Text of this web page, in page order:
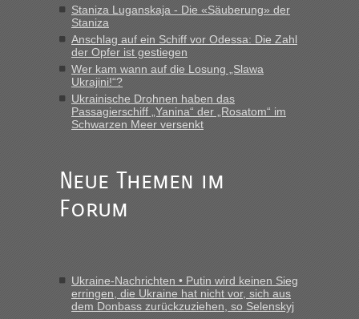
Fahrkarten kaufen. Zumindest ist es die erste Umsteigefreie
Verbindung von Deutschland...“
Recht, Visa und Dokumente • Re: Deklaration
gebrauchter Kleidung beim Zoll
„Vielen Dank, mit einem Briefchen meiner Frau im Gepäck
gab es keine Probleme“
fast 11 Milliarden aufgedeckt
„Am besten wäre natürlich, wenn die Frau mit dabei ist.
Alleinreisende Männer stehen schließlich immer unter
Milliarden aufgedeckt
„Kein Zoll. Du musst an sich nur sagen dass das privat ist
Staniza Luganskaja - Die «Säuberung» der
Staniza
Anschlag auf ein Schiff vor Odessa: Die Zahl
der Opfer ist gestiegen
Wer kam wann auf die Losung „Slawa
Ukrajini!“?
Ukrainische Drohnen haben das
Passagierschiff „Yanina“ der „Rosatom“ im
Schwarzen Meer versenkt
Neue Themen im
Forum
Ukraine-Nachrichten • Putin wird keinen Sieg
erringen, die Ukraine hat nicht vor, sich aus
dem Donbass zurückzuziehen, so Selenskyj